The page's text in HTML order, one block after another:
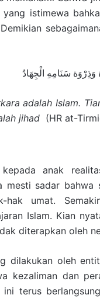
yang istimewa
سَنَامِهِ الْجِهَادُ
adalah Islam.
jihad (HR at-
anak
sadar bahwa
hak umat.
Islam. Kian
diterapkan oleh
dilakukan oleh
kezaliman dan
terus